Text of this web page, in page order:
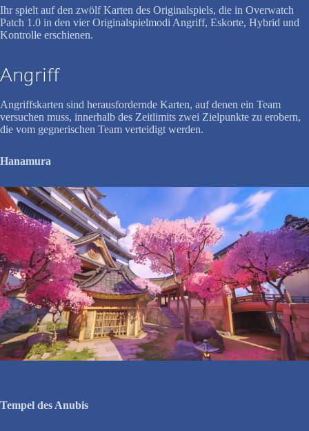
Ihr spielt auf den zwölf Karten des Originalspiels, die in Overwatch
Patch 1.0 in den vier Originalspielmodi Angriff, Eskorte, Hybrid und
Kontrolle erschienen.
Angriff
Angriffskarten sind herausfordernde Karten, auf denen ein Team
versuchen muss, innerhalb des Zeitlimits zwei Zielpunkte zu erobern,
die vom gegnerischen Team verteidigt werden.
Hanamura
Tempel des Anubis